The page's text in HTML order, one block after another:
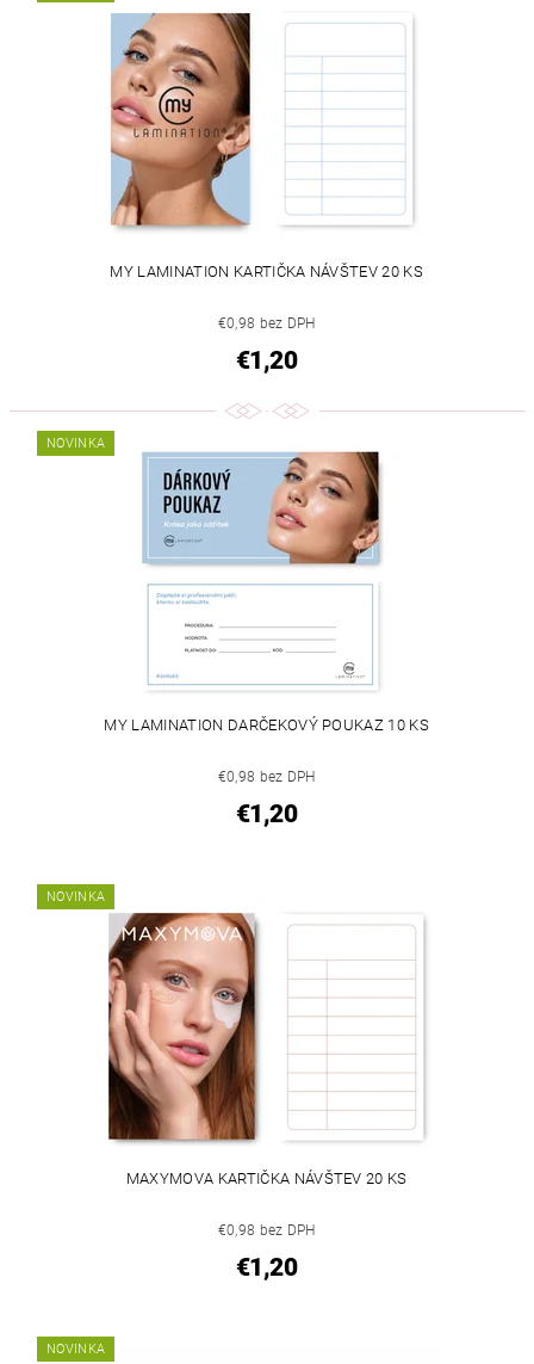
MY LAMINATION KARTIČKA NÁVŠTEV 20 KS
€0,98 bez DPH
€1,20
NOVINKA
MY LAMINATION DARČEKOVÝ POUKAZ 10 KS
€0,98 bez DPH
€1,20
NOVINKA
MAXYMOVA KARTIČKA NÁVŠTEV 20 KS
€0,98 bez DPH
€1,20
NOVINKA